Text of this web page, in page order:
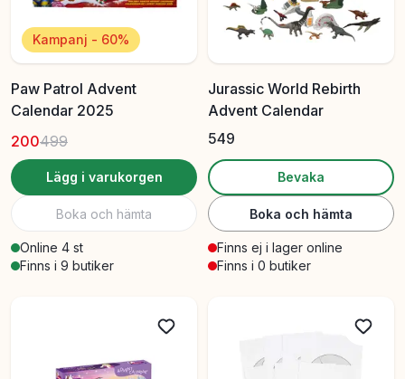
Kampanj - 60%
Paw Patrol Advent
Calendar 2025
200499
Lägg i varukorgen
Boka och hämta
Online 4 st
Finns i 9 butiker
Jurassic World Rebirth
Advent Calendar
549
Bevaka
Boka och hämta
Finns ej i lager online
Finns i 0 butiker